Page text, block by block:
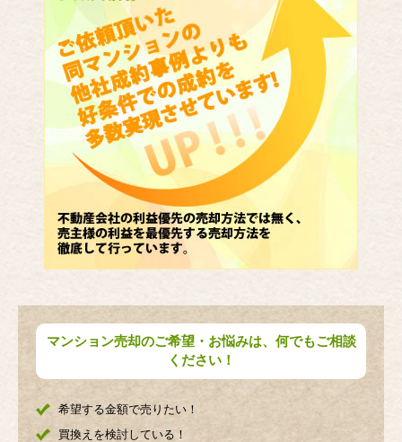
マンション売却のご希望・お悩みは、何でもご相談
ください！
希望する金額で売りたい！
買換えを検討している！